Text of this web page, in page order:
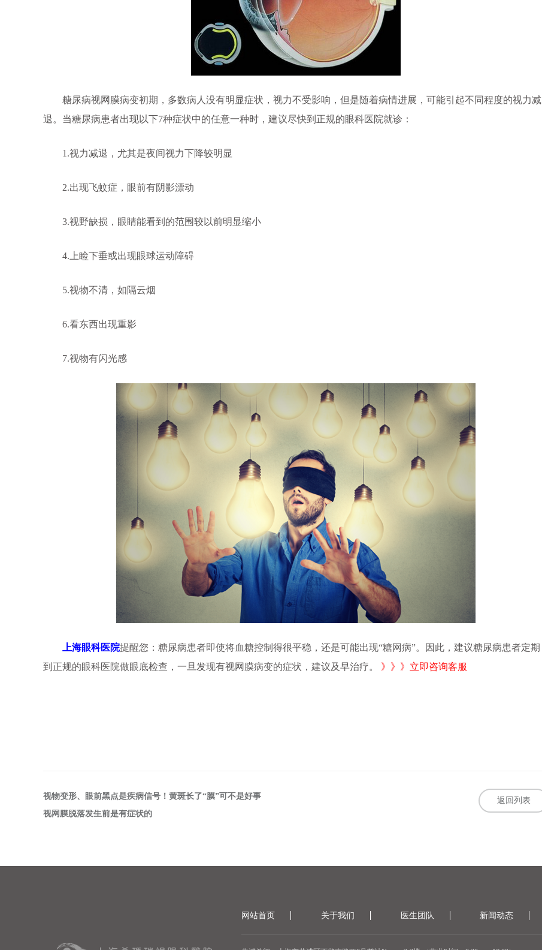
糖尿病视网膜病变初期，多数病人没有明显症状，视力不受影响，但是随着病情进展，可能引起不同程度的视力减
退。当糖尿病患者出现以下7种症状中的任意一种时，建议尽快到正规的眼科医院就诊：
1.视力减退，尤其是夜间视力下降较明显
2.出现飞蚊症，眼前有阴影漂动
3.视野缺损，眼睛能看到的范围较以前明显缩小
4.上睑下垂或出现眼球运动障碍
5.视物不清，如隔云烟
6.看东西出现重影
7.视物有闪光感
上海眼科医院提醒您：糖尿病患者即使将血糖控制得很平稳，还是可能出现“糖网病”。因此，建议糖尿病患者定期
到正规的眼科医院做眼底检查，一旦发现有视网膜病变的症状，建议及早治疗。 》》》立即咨询客服
视物变形、眼前黑点是疾病信号！黄斑长了“膜”可不是好事
视网膜脱落发生前是有症状的
返回列表
网站首页 关于我们 医生团队 新闻动态